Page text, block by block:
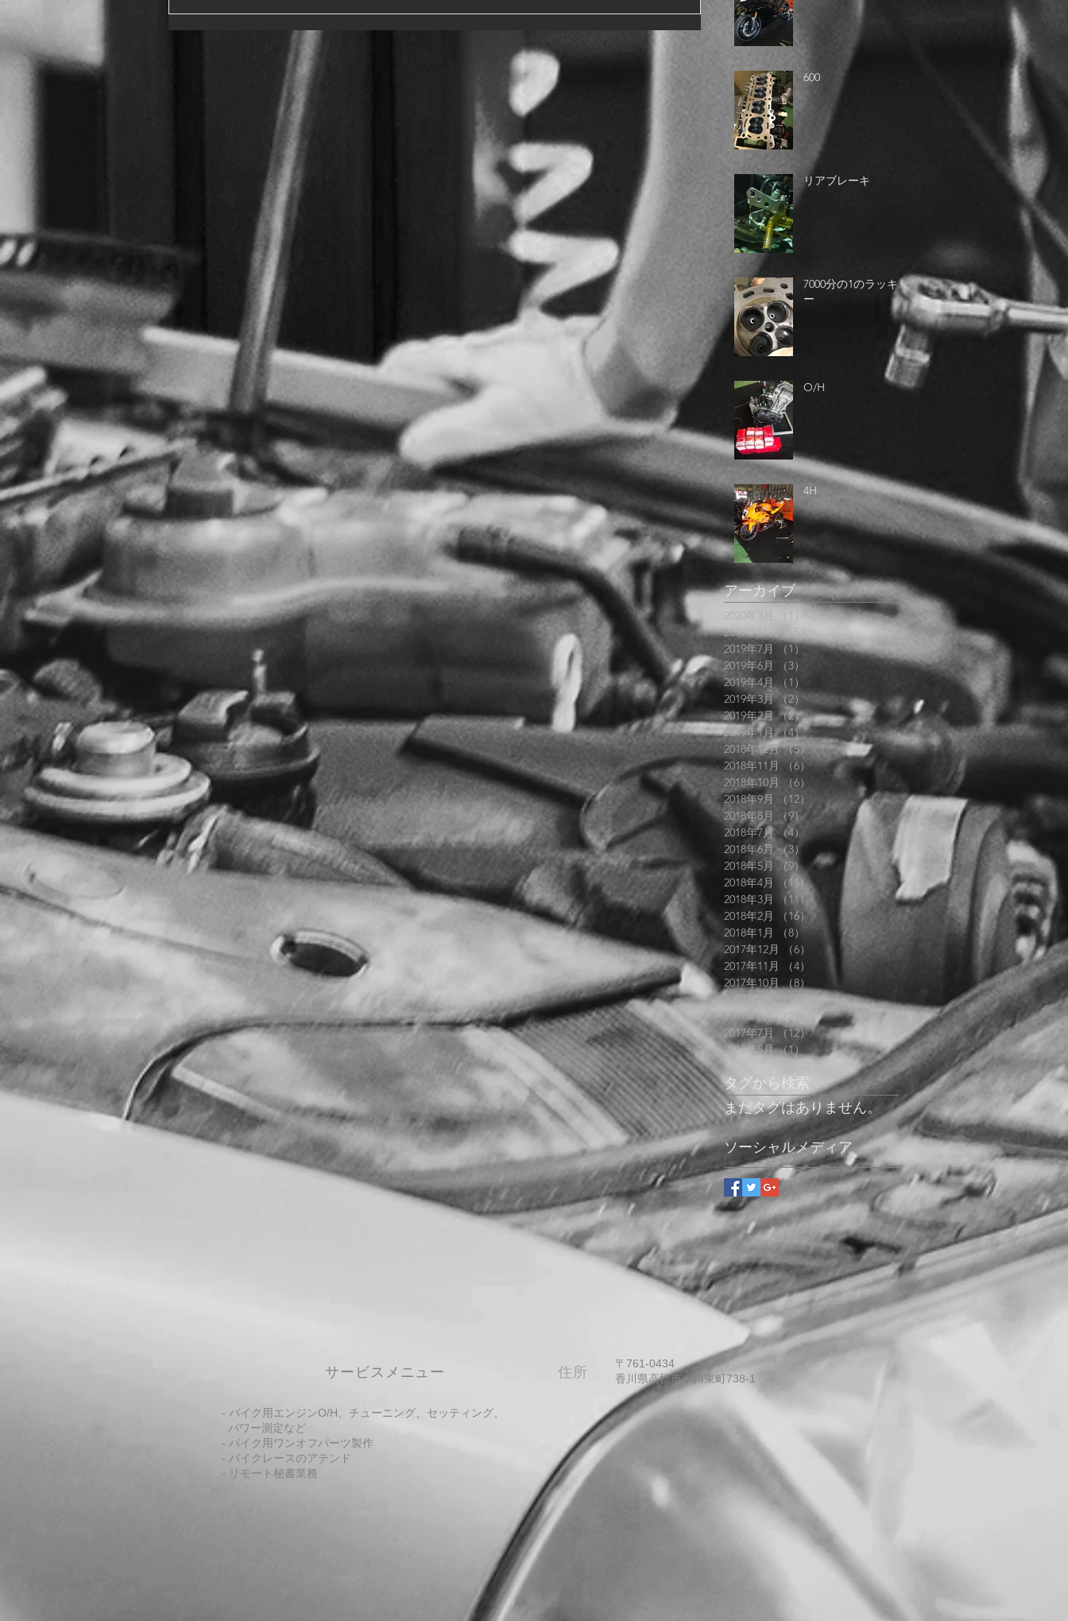
600
リアブレーキ
7000分の1のラッキ
ー
O/H
4H
アーカイブ
2020年3月 （1）
1件の記事
2019年11月
2019年7月
（1）1件の記事
2019年6月
（3）
2019年4月
（1）
2019年3月 （2）2件の記事
2019年2月 （2）2件の記事
2019年1月 （4）4件の記事
2018年12月 （5） 5件の記事
2018年11月 （6）6件の記事
2018年10月
（6）
6件の記事
2018年9月
（12）
12件の記事
2018年8月
（9）9件の記事
2018年7月 （4）
4件の記事
2018年6月 （3）
3件の記事
2018年5月
（9）9件の記事
2018年4月
（11）11件の記事
2018年3月
（11）
11件の記事
2018年2月
（16） 16件の記事
2018年1月
（8）8件の記事
2017年12月
（6）
6件の記事
2017年11月
（4）
2017年10月 （8）
2017年9月
（13）
13件の記事
2017年8月
23件の記事
2017年7月
（12）12件の記事
2017年5月 （1）1件の記事
タグから検索
まだタグはありません。
ソーシャルメディア
​サービスメニュー ​住所
〒761-0434
​香川県高松市十川東町738-1
- バイク用エンジンO/H、チューニング、セッティング、
パワー測定など
- バイク用ワンオフパーツ製作
- バイクレースのアテンド
- リモート秘書業務